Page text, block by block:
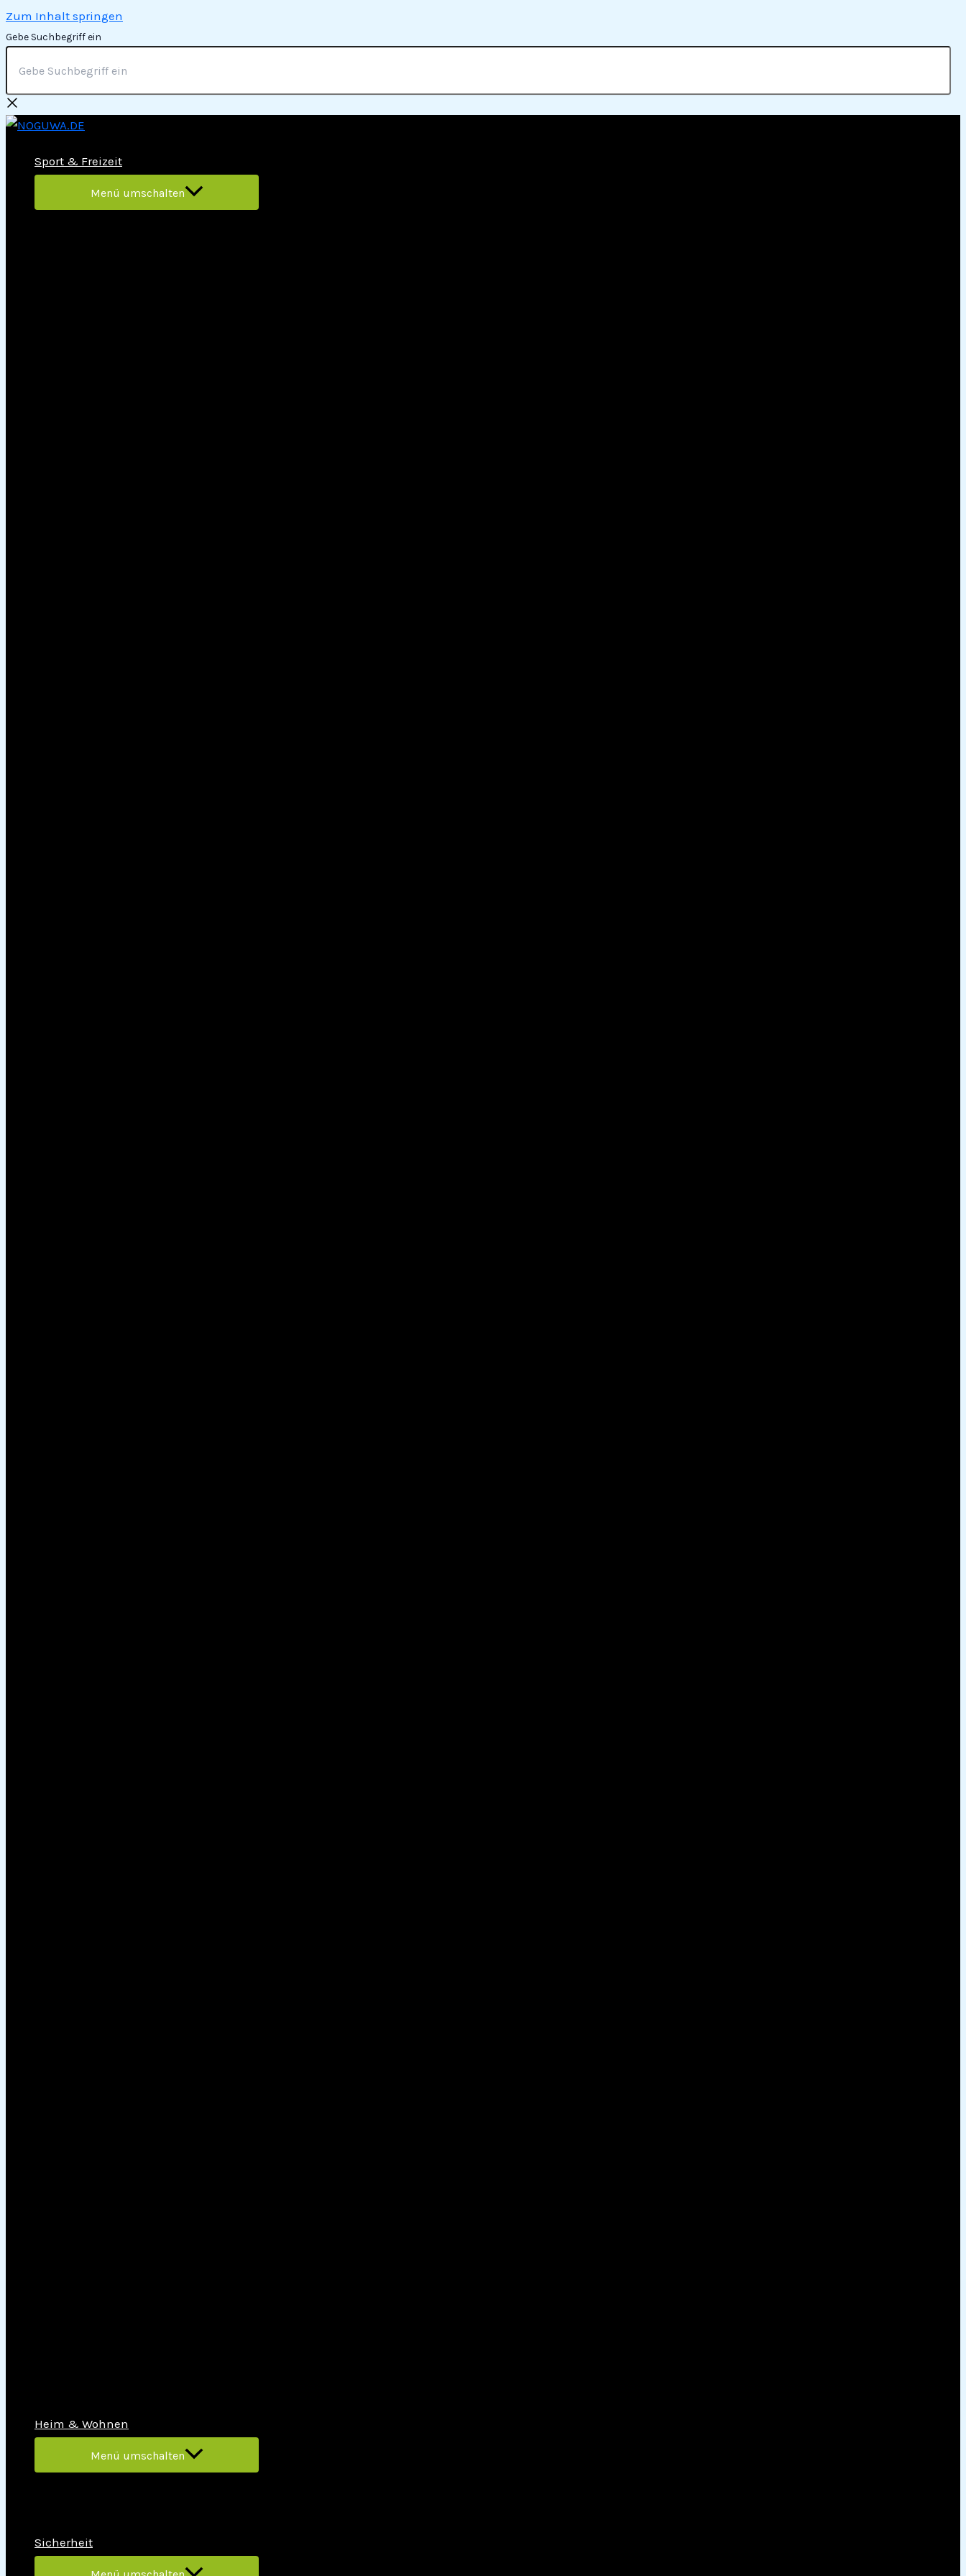
Zum Inhalt springen
Gebe Suchbegriff ein
Sport & Freizeit
Menü umschalten
Heim & Wohnen
Menü umschalten
Sicherheit